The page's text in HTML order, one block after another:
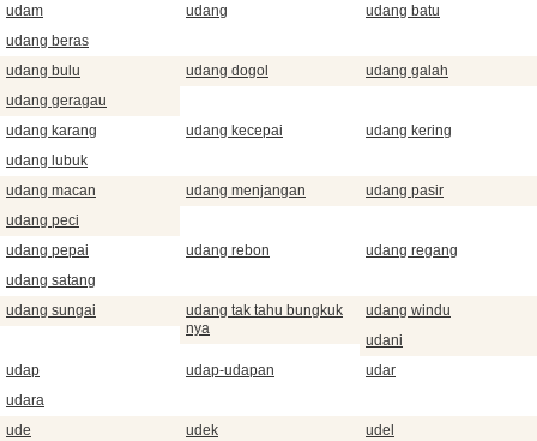
udam
udang
udang batu
udang beras
udang bulu
udang dogol
udang galah
udang geragau
udang karang
udang kecepai
udang kering
udang lubuk
udang macan
udang menjangan
udang pasir
udang peci
udang pepai
udang rebon
udang regang
udang satang
udang sungai
udang tak tahu bungkuk
nya
udang windu
udani
udap
udap-udapan
udar
udara
ude
udek
udel